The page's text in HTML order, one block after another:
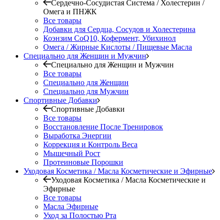
Сердечно-Сосудистая Система / Холестерин /
Омега и ПНЖК
Все товары
Добавки для Сердца, Сосудов и Холестерина
Коэнзим CoQ10, Кофермент, Убихинол
Омега / Жирные Кислоты / Пищевые Масла
Специально для Женщин и Мужчин
Специально для Женщин и Мужчин
Все товары
Специально для Женщин
Специально для Мужчин
Спортивные Добавки
Спортивные Добавки
Все товары
Восстановление После Тренировок
Выработка Энергии
Коррекция и Контроль Веса
Мышечный Рост
Протеиновые Порошки
Уходовая Косметика / Масла Косметические и Эфирные
Уходовая Косметика / Масла Косметические и
Эфирные
Все товары
Масла Эфирные
Уход за Полостью Рта